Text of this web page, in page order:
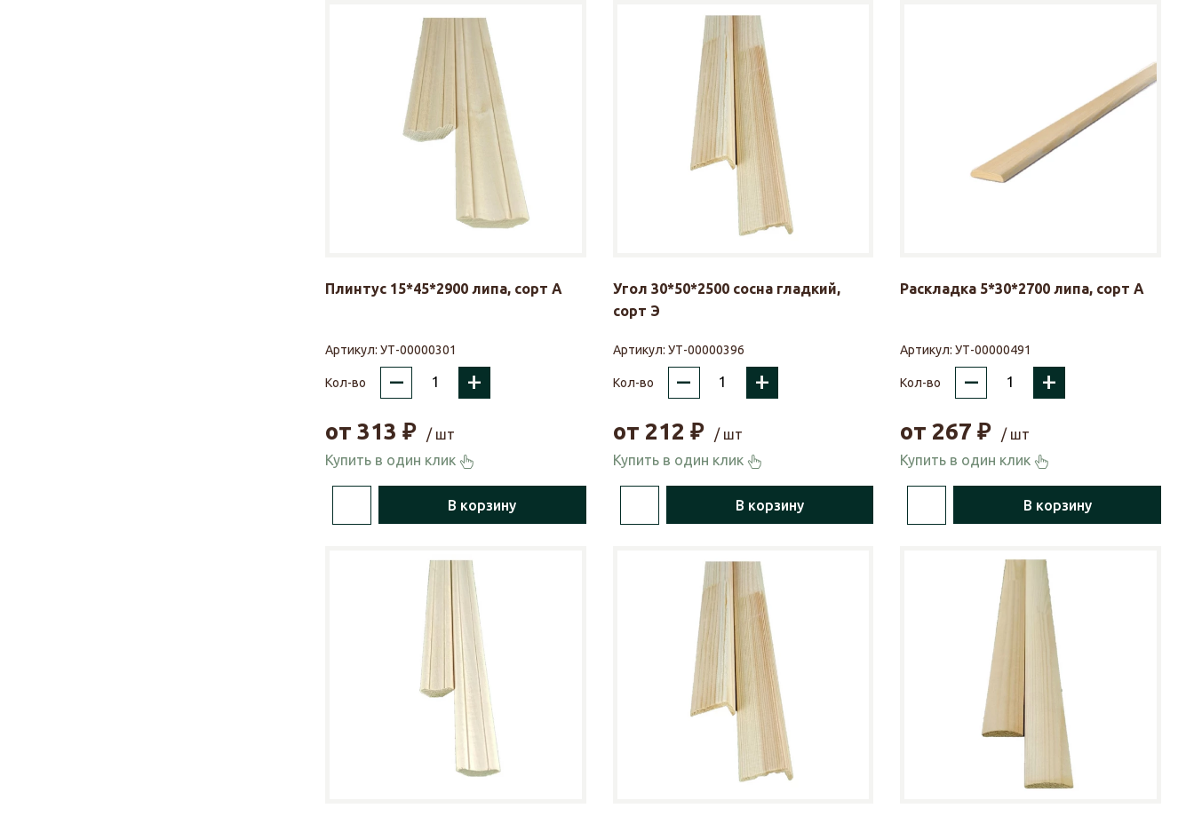
Плинтус 15*45*2900 липа, сорт А
Артикул: УТ-00000301
Кол-во – +
от 313 ₽
/ шт
Купить в один клик
В корзину
Угол 30*50*2500 сосна гладкий,
сорт Э
Артикул: УТ-00000396
Кол-во – +
от 212 ₽
/ шт
Купить в один клик
В корзину
Раскладка 5*30*2700 липа, сорт А
Артикул:УТ-00000491
Кол-во – +
от267 ₽
/ шт
Купить в один клик
В корзину